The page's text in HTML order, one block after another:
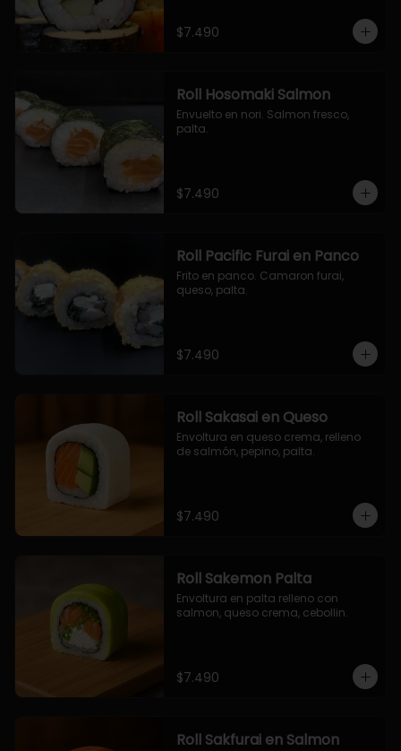
$7.490
Roll Hosomaki Salmon
Envuelto en nori. Salmon fresco,
palta.
$7.490
Roll Pacific Furai en Panco
Frito en panco. Camaron furai,
queso, palta.
$7.490
Roll Sakasai en Queso
Envoltura en queso crema, relleno
de salmón, pepino, palta.
$7.490
Roll Sakemon Palta
Envoltura en palta relleno con
salmon, queso crema, cebollin.
$7.490
Roll Sakfurai en Salmon